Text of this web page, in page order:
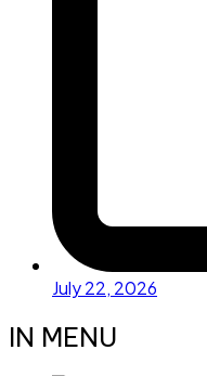
July 22, 2026
IN MENU